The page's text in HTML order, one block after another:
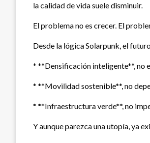
la calidad de vida suele disminuir.
El problema no es crecer. El
Desde la lógica Solarpunk, el
* **Densificación inteligente**, no
* **Movilidad sostenible**, no
* **Infraestructura verde**, no
Y aunque parezca una utopía, ya